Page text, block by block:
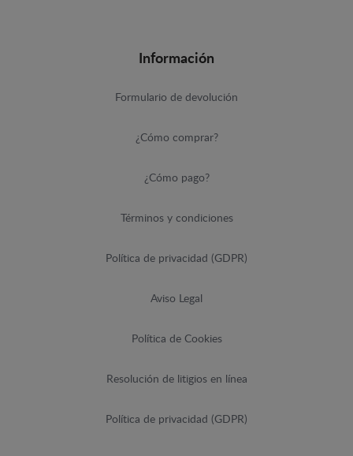
Información
Formulario de devolución
¿Cómo comprar?
¿Cómo pago?
Términos y condiciones
Política de privacidad (GDPR)
Aviso Legal
Política de Cookies
Resolución de litigios en línea
Política de privacidad (GDPR)